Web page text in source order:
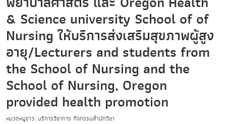
& Science university School of of
Nursing ให้บริการส่งเสริมสุขภาพผู้สูง
อายุ/Lecturers and students from
the School of Nursing and the
School of Nursing, Oregon
provided health promotion
หมวดหมู่ข่าว: บริการวิชาการ กิจกรรมสำนักวิชา